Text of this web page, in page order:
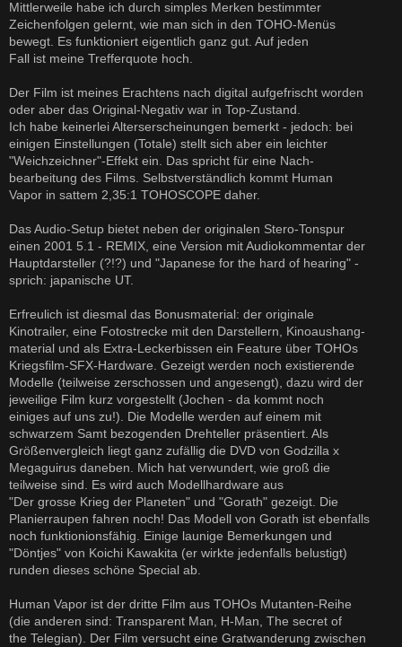
Mittlerweile habe ich durch simples Merken bestimmter
Zeichenfolgen gelernt, wie man sich in den TOHO-Menüs
bewegt. Es funktioniert eigentlich ganz gut. Auf jeden
Fall ist meine Trefferquote hoch.
Der Film ist meines Erachtens nach digital aufgefrischt worden
oder aber das Original-Negativ war in Top-Zustand.
Ich habe keinerlei Alterserscheinungen bemerkt - jedoch: bei
einigen Einstellungen (Totale) stellt sich aber ein leichter
"Weichzeichner"-Effekt ein. Das spricht für eine Nach-
bearbeitung des Films. Selbstverständlich kommt Human
Vapor in sattem 2,35:1 TOHOSCOPE daher.
Das Audio-Setup bietet neben der originalen Stero-Tonspur
einen 2001 5.1 - REMIX, eine Version mit Audiokommentar der
Hauptdarsteller (?!?) und "Japanese for the hard of hearing" -
sprich: japanische UT.
Erfreulich ist diesmal das Bonusmaterial: der originale
Kinotrailer, eine Fotostrecke mit den Darstellern, Kinoaushang-
material und als Extra-Leckerbissen ein Feature über TOHOs
Kriegsfilm-SFX-Hardware. Gezeigt werden noch existierende
Modelle (teilweise zerschossen und angesengt), dazu wird der
jeweilige Film kurz vorgestellt (Jochen - da kommt noch
einiges auf uns zu!). Die Modelle werden auf einem mit
schwarzem Samt bezogenden Drehteller präsentiert. Als
Größenvergleich liegt ganz zufällig die DVD von Godzilla x
Megaguirus daneben. Mich hat verwundert, wie groß die
teilweise sind. Es wird auch Modellhardware aus
"Der grosse Krieg der Planeten" und "Gorath" gezeigt. Die
Planierraupen fahren noch! Das Modell von Gorath ist ebenfalls
noch funktionionsfähig. Einige launige Bemerkungen und
"Döntjes" von Koichi Kawakita (er wirkte jedenfalls belustigt)
runden dieses schöne Special ab.
Human Vapor ist der dritte Film aus TOHOs Mutanten-Reihe
(die anderen sind: Transparent Man, H-Man, The secret of
the Telegian). Der Film versucht eine Gratwanderung zwischen